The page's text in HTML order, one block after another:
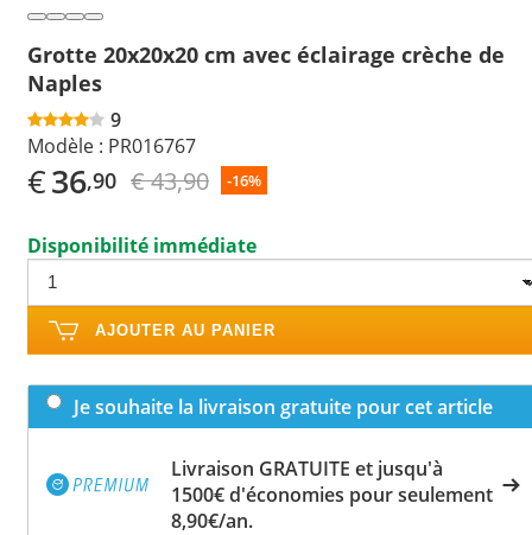
Grotte 20x20x20 cm avec éclairage crèche de
Naples
9
Modèle : PR016767
€36,90 € 43,90 -16%
Disponibilité immédiate
AJOUTER AU PANIER
Je souhaite la livraison gratuite pour cet article
Livraison GRATUITE et jusqu'à
1500€ d'économies pour seulement
8,90€/an.